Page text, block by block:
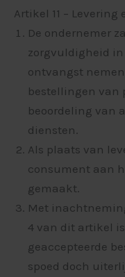
Artikel 11 –
De ondernemer
zorgvuldigheid
ontvangst
bestellingen van
beoordeling van
diensten.
Als plaats van
consument aan
gemaakt.
Met
4 van dit artikel
geaccepteerde
spoed doch